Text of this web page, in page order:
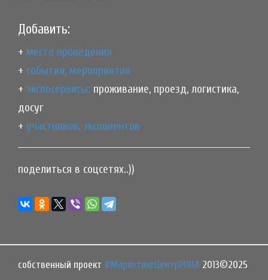
Добавить:
+ место проведения
+ события, мероприятия
+ экспосервисы: проживание, проезд, логистика,
досуг
+ участников, экспонентов
поделиться в соцсетях..))
собственный проект #МаркетингЦентрРОНА 2013©2025